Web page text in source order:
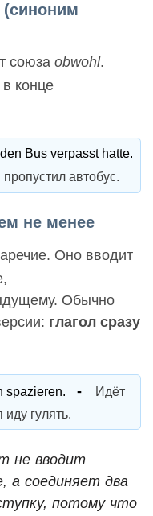
союза obwohl.
конце
Bus verpasst hatte.
автобус.
не менее
Оно вводит
Обычно
глагол сразу
spazieren.
Идёт
гулять.
не вводит
а соединяет два
потому что